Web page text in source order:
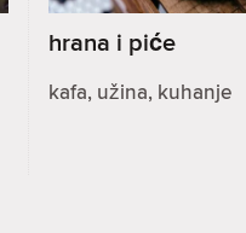
hrana i piće
kafa, užina, kuhanje